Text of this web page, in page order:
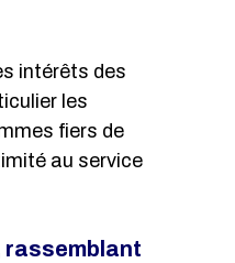
intérêts des
les
fiers de
au service
rassemblant